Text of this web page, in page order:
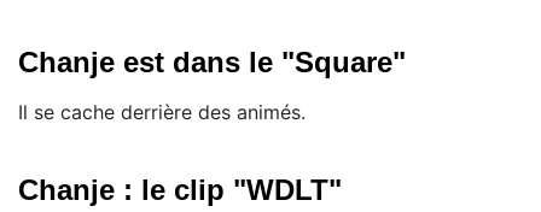
Chanje est dans le "Square"
Il se cache derrière des animés.
Chanje : le clip "WDLT"